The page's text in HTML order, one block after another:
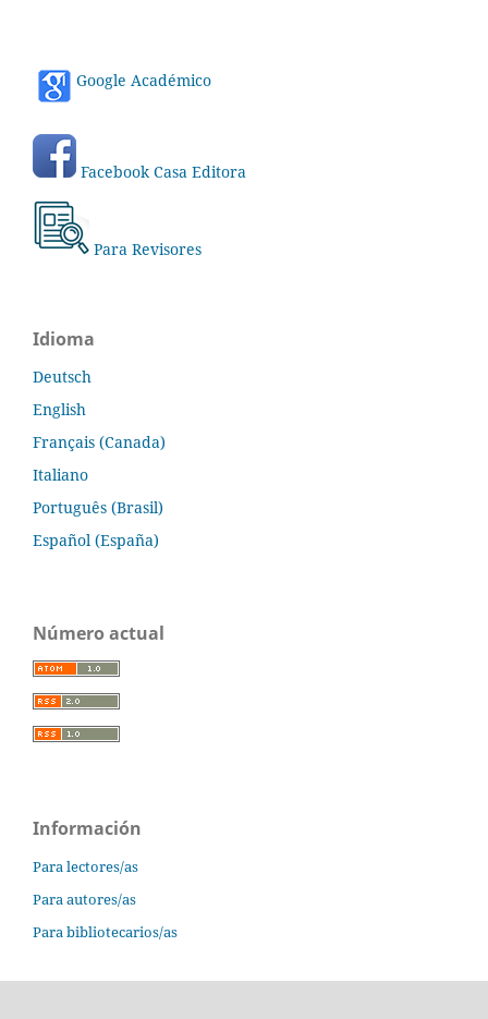
Google Académico
Facebook Casa Editora
Para Revisores
Idioma
Deutsch
English
Français (Canada)
Italiano
Português (Brasil)
Español (España)
Número actual
Información
Para lectores/as
Para autores/as
Para bibliotecarios/as